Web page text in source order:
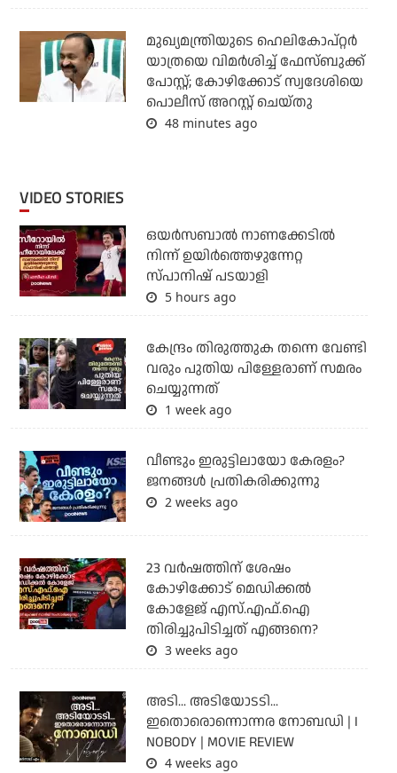
മുഖ്യമന്ത്രിയുടെ ഹെലികോപ്റ്റര്‍
യാത്രയെ വിമര്‍ശിച്ച് ഫേസ്ബുക്ക്
പോസ്റ്റ്; കോഴിക്കോട് സ്വദേശിയെ
പൊലീസ് അറസ്റ്റ് ചെയ്തു
48 minutes ago
VIDEO STORIES
ഒയര്‍സബാൽ നാണക്കേടിൽ
നിന്ന് ഉയിർത്തെഴുന്നേറ്റ
സ്പാനിഷ് പടയാളി
5 hours ago
കേന്ദ്രം തിരുത്തുക തന്നെ വേണ്ടി
വരും പുതിയ പിള്ളേരാണ് സമരം
ചെയ്യുന്നത്
1 week ago
വീണ്ടും ഇരുട്ടിലായോ കേരളം?
ജനങ്ങൾ പ്രതികരിക്കുന്നു
2 weeks ago
23 വർഷത്തിന് ശേഷം
കോഴിക്കോട് മെഡിക്കൽ
കോളേജ് എസ്.എഫ്.ഐ
തിരിച്ചുപിടിച്ചത് എങ്ങനെ?
3 weeks ago
അടി... അടിയോടടി...
ഇതൊരൊന്നൊന്നര നോബഡി | I
NOBODY | MOVIE REVIEW
4 weeks ago